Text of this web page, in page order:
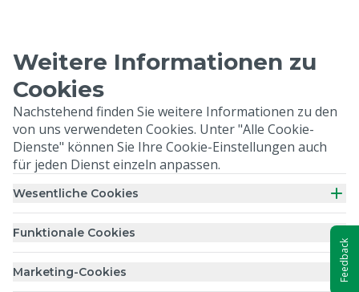
Weitere Informationen zu
Cookies
Nachstehend finden Sie weitere Informationen zu den
von uns verwendeten Cookies. Unter "Alle Cookie-
Dienste" können Sie Ihre Cookie-Einstellungen auch
für jeden Dienst einzeln anpassen.
Wesentliche Cookies
Funktionale Cookies
Marketing-Cookies Feedback